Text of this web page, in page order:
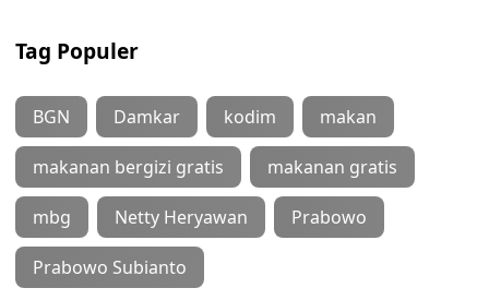
Tag Populer
BGN Damkar kodim makan
makanan bergizi gratis makanan gratis
mbg Netty Heryawan Prabowo
Prabowo Subianto